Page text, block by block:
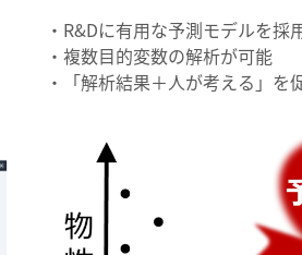
・R&Dに有用な予測モデルを採
・複数目的変数の解析が可能
・「解析結果＋人が考える」を